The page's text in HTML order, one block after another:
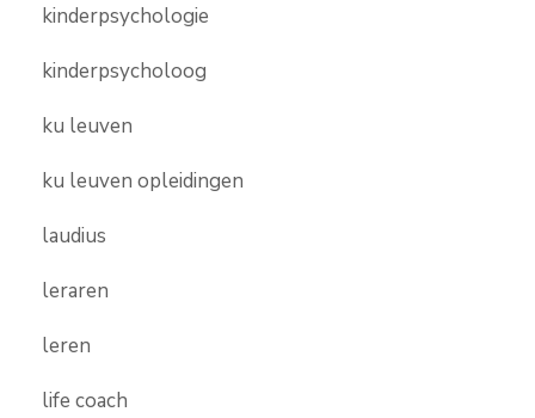
kinderpsychologie
kinderpsycholoog
ku leuven
ku leuven opleidingen
laudius
leraren
leren
life coach